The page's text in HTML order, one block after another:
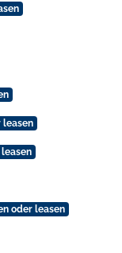
leasen
oder leasen